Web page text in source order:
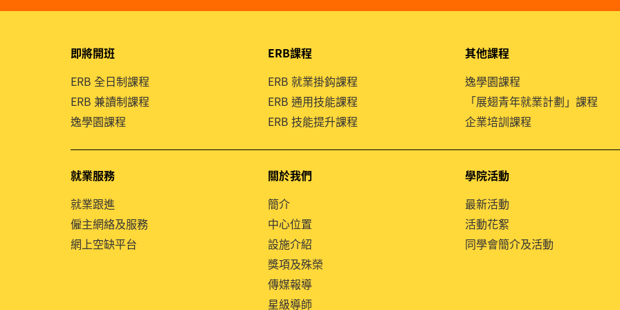
即將開班
ERB 全日制課程
ERB 兼讀制課程
逸學園課程
ERB課程
ERB 就業掛鈎課程
ERB 通用技能課程
ERB 技能提升課程
其他課程
逸學園課程
「展翅青年就業計劃」課程
企業培訓課程
就業服務
就業跟進
僱主網絡及服務
網上空缺平台
關於我們
簡介
中心位置
設施介紹
獎項及殊榮
傳媒報導
星級導師
學院活動
最新活動
活動花絮
同學會簡介及活動